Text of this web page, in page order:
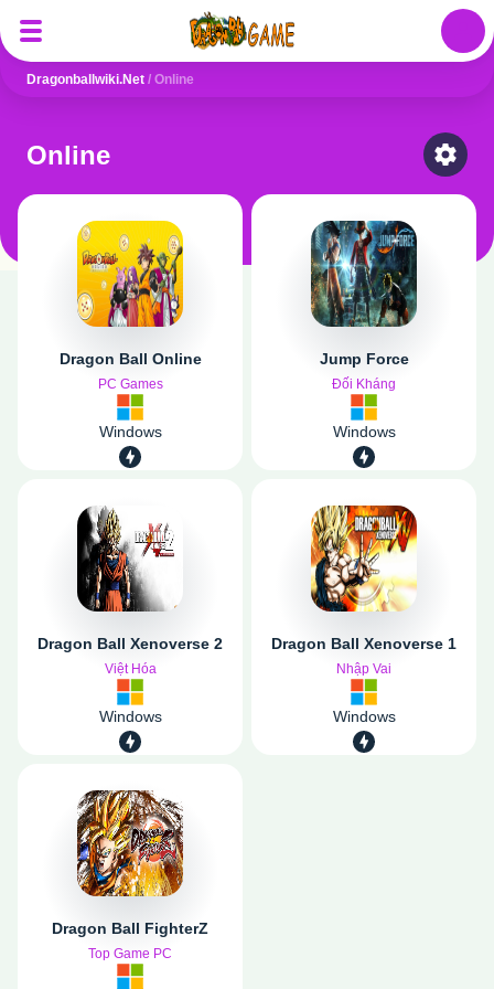
Dragonballwiki.net / Online
Online
Select
Dragon Ball Online
PC Games
Windows
Jump Force
Đối Kháng
Windows
Dragon Ball Xenoverse 2
Việt Hóa
Windows
Dragon Ball Xenoverse 1
Nhập Vai
Windows
Dragon Ball FighterZ
Top Game PC